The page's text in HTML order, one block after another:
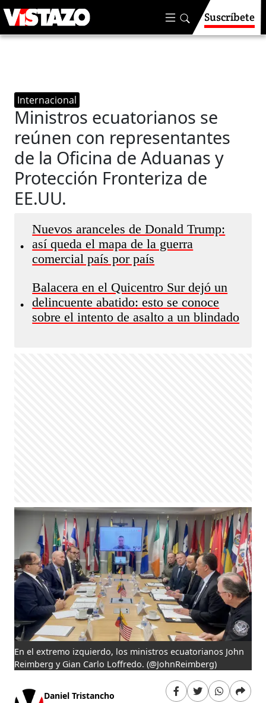
Suscríbete
Internacional
Ministros ecuatorianos se
reúnen con representantes
de la Oficina de Aduanas y
Protección Fronteriza de
EE.UU.
•
Nuevos aranceles de Donald Trump:
así queda el mapa de la guerra
comercial país por país
•
Balacera en el Quicentro Sur dejó un
delincuente abatido: esto se conoce
sobre el intento de asalto a un blindado
En el extremo izquierdo, los ministros ecuatorianos John
Reimberg y Gian Carlo Loffredo. (@JohnReimberg)
Daniel Tristancho